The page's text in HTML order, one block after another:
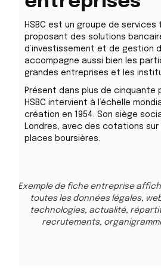
HSBC est un groupe de services
proposant des solutions
d’investissement et de gestion
accompagne aussi bien les
grandes entreprises et les
Présent dans plus de cinquante
HSBC intervient à l’échelle
création en 1954. Son siège
Londres, avec des cotations sur
places boursières.
Exemple de fiche entreprise
toutes les données légales,
technologies, actualité,
recrutements,